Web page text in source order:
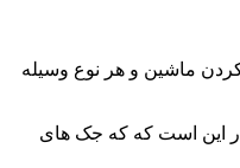
ماشین و هر نوع وسیله
این است که که جک های